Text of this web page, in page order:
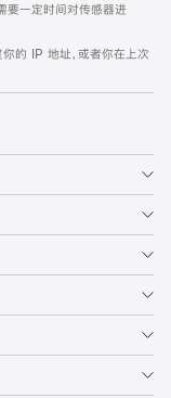
要一定时间对传感器进
的 IP 地址，或者你在上次